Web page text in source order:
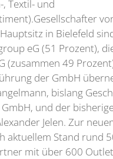
, Textil- und
in Bielefeld
eG (51 Prozent),
(zusammen 49
der GmbH
bislang
GmbH, und der
Jelen. Zur
aktuellem Stand rund
mit über 600